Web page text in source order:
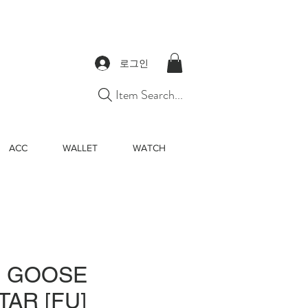
로그인
Item Search...
ACC WALLET WATCH
GOOSE
[FU]